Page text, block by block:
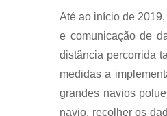
Até ao início de 2019,
e comunicação de
distância percorrida
medidas a
grandes navios
navio, recolher os